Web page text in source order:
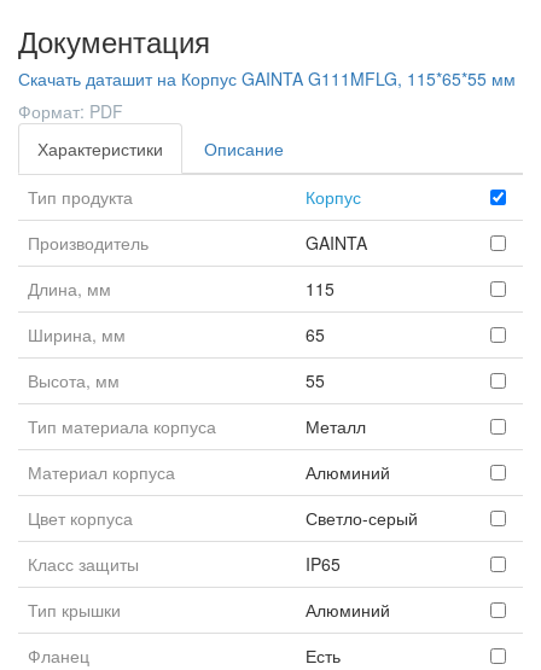
Документация
Скачать даташит на Корпус GAINTA G111MFLG, 115*65*55 мм
Формат: PDF
Характеристики
Описание
Тип продукта
Корпус
Производитель
GAINTA
Длина, мм
115
Ширина, мм
65
Высота, мм
55
Тип материала корпуса
Металл
Материал корпуса
Алюминий
Цвет корпуса
Светло-серый
Класс защиты
IP65
Тип крышки
Алюминий
Фланец
Есть